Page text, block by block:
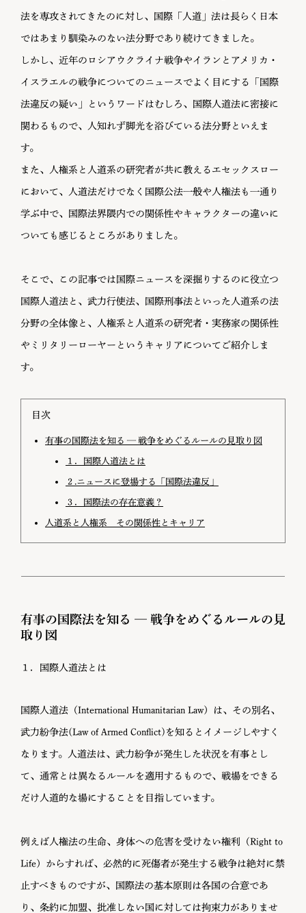
法を専攻されてきたのに対し、国際「人道」法は長らく日本
ではあまり馴染みのない法分野であり続けてきました。
しかし、近年のロシアウクライナ戦争やイランとアメリカ・
イスラエルの戦争についてのニュースでよく目にする「国際
法違反の疑い」というワードはむしろ、国際人道法に密接に
関わるもので、人知れず脚光を浴びている法分野といえま
す。
また、人権系と人道系の研究者が共に教えるエセックスロー
において、人道法だけでなく国際公法一般や人権法も一通り
学ぶ中で、国際法界隈内での関係性やキャラクターの違いに
ついても感じるところがありました。
そこで、この記事では国際ニュースを深掘りするのに役立つ
国際人道法と、武力行使法、国際刑事法といった人道系の法
分野の全体像と、人権系と人道系の研究者・実務家の関係性
やミリタリーローヤーというキャリアについてご紹介しま
す。
目次
有事の国際法を知る — 戦争をめぐるルールの見取り図
１．国際人道法とは
２.ニュースに登場する「国際法違反」
３．国際法の存在意義？
人道系と人権系 その関係性とキャリア
有事の国際法を知る — 戦争をめぐるルールの見
取り図
１．国際人道法とは
国際人道法（International Humanitarian Law）は、その別名、
武力紛争法(Law of Armed Conflict)を知るとイメージしやすく
なります。人道法は、武力紛争が発生した状況を有事とし
て、通常とは異なるルールを適用するもので、戦場をできる
だけ人道的な場にすることを目指しています。
例えば人権法の生命、身体への危害を受けない権利（Right to
Life）からすれば、必然的に死傷者が発生する戦争は絶対に禁
止すべきものですが、国際法の基本原則は各国の合意であ
り、条約に加盟、批准しない国に対しては拘束力がありませ